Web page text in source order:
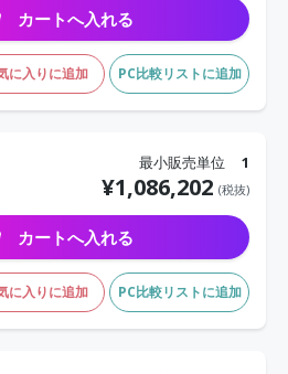
カートへ入れる
に入りに追加 PC比較リストに追加
最小販売単位 1
¥1,086,202 (税抜)
カートへ入れる
に入りに追加 PC比較リストに追加